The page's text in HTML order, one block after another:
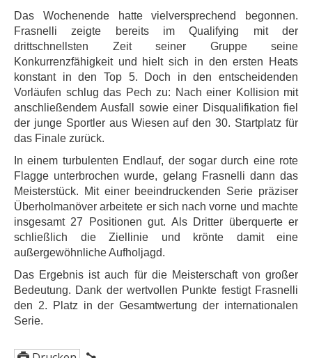
Das Wochenende hatte vielversprechend begonnen.
Frasnelli zeigte bereits im Qualifying mit der
drittschnellsten Zeit seiner Gruppe seine
Konkurrenzfähigkeit und hielt sich in den ersten Heats
konstant in den Top 5. Doch in den entscheidenden
Vorläufen schlug das Pech zu: Nach einer Kollision mit
anschließendem Ausfall sowie einer Disqualifikation fiel
der junge Sportler aus Wiesen auf den 30. Startplatz für
das Finale zurück.
In einem turbulenten Endlauf, der sogar durch eine rote
Flagge unterbrochen wurde, gelang Frasnelli dann das
Meisterstück. Mit einer beeindruckenden Serie präziser
Überholmanöver arbeitete er sich nach vorne und machte
insgesamt 27 Positionen gut. Als Dritter überquerte er
schließlich die Ziellinie und krönte damit eine
außergewöhnliche Aufholjagd.
Das Ergebnis ist auch für die Meisterschaft von großer
Bedeutung. Dank der wertvollen Punkte festigt Frasnelli
den 2. Platz in der Gesamtwertung der internationalen
Serie.